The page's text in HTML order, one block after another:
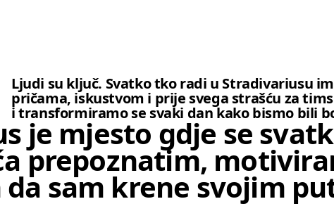
Ljudi su ključ. Svatko tko radi u Stradivariusu
pričama, iskustvom i prije svega strašću za
i transformiramo se svaki dan kako bismo bili
je mjesto gdje se
prepoznatim,
sam krene svojim